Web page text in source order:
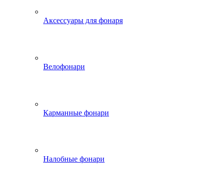
Аксессуары для фонаря
Велофонари
Карманные фонари
Налобные фонари